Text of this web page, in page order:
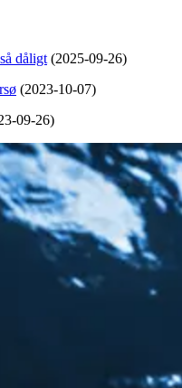
dåligt (2025-09-26)
(2023-10-07)
09-26)